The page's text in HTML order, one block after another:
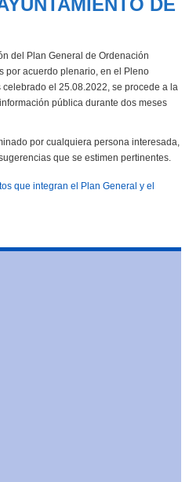
DE
del Plan General de Ordenación
por acuerdo plenario, en el Pleno
el 25.08.2022, se procede a la
pública durante dos meses
por cualquiera persona interesada,
que se estimen pertinentes.
que integran el Plan General y el